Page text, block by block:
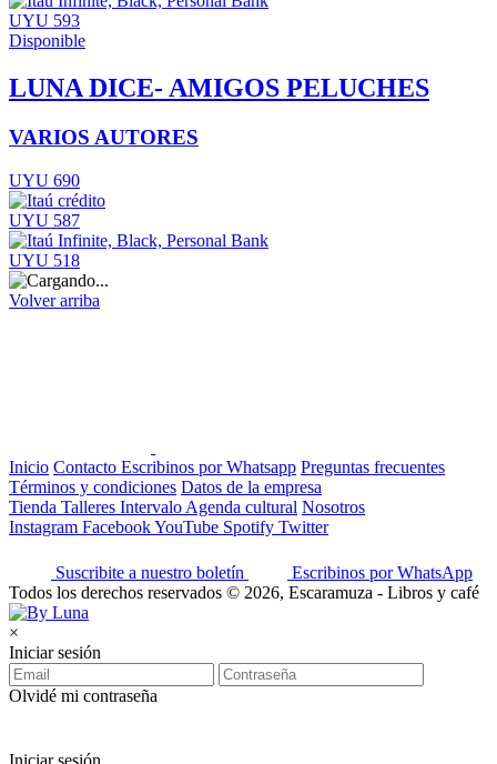
UYU 593
Disponible
LUNA DICE- AMIGOS PELUCHES
VARIOS AUTORES
UYU 690
UYU 587
UYU 518
Volver arriba
Inicio Contacto Escribinos por Whatsapp Preguntas frecuentes
Términos y condiciones Datos de la empresa
Tienda Talleres Intervalo Agenda cultural Nosotros
Instagram FacebookYouTube Spotify Twitter
Suscribite a nuestro boletín
Escribinos por WhatsApp
Todos los derechos reservados © 2026, Escaramuza - Libros y café
×
Iniciar sesión
Olvidé mi contraseña
Iniciar sesión